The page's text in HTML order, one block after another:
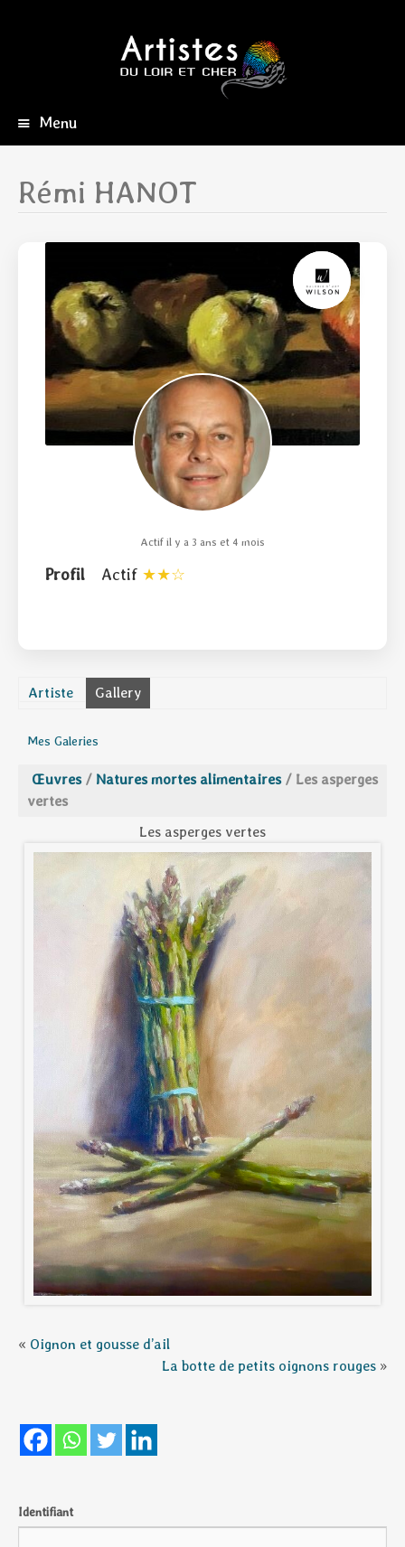
Menu
principal
Rémi HANOT
Actif il y a 3 ans et 4 mois
Profil Actif
Artiste Gallery
Mes Galeries
Œuvres / Natures mortes alimentaires / Les asperges
vertes
Les asperges vertes
« Oignon et gousse d’ail
La botte de petits oignons rouges »
Identifiant